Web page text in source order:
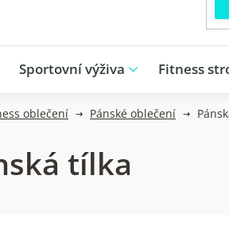
Sportovní výživa Fitness
oblečení Pánské oblečení
tílka